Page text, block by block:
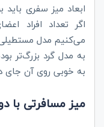
ابعاد میز سفری باید
اگر تعداد افراد
می‌کنیم مدل
به مدل گرد بزرگ‌تر
به خوبی روی آن جای
میز مسافرتی با